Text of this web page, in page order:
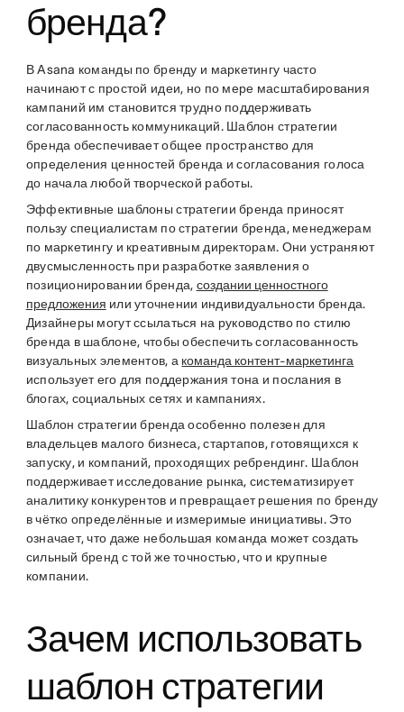
бренда?
В Asana команды по бренду и маркетингу часто
начинают с простой идеи, но по мере масштабирования
кампаний им становится трудно поддерживать
согласованность коммуникаций. Шаблон стратегии
бренда обеспечивает общее пространство для
определения ценностей бренда и согласования голоса
до начала любой творческой работы.
Эффективные шаблоны стратегии бренда приносят
пользу специалистам по стратегии бренда, менеджерам
по маркетингу и креативным директорам. Они устраняют
двусмысленность при разработке заявления о
позиционировании бренда, создании ценностного
предложения или уточнении индивидуальности бренда.
Дизайнеры могут ссылаться на руководство по стилю
бренда в шаблоне, чтобы обеспечить согласованность
визуальных элементов, а команда контент-маркетинга
использует его для поддержания тона и послания в
блогах, социальных сетях и кампаниях.
Шаблон стратегии бренда особенно полезен для
владельцев малого бизнеса, стартапов, готовящихся к
запуску, и компаний, проходящих ребрендинг. Шаблон
поддерживает исследование рынка, систематизирует
аналитику конкурентов и превращает решения по бренду
в чётко определённые и измеримые инициативы. Это
означает, что даже небольшая команда может создать
сильный бренд с той же точностью, что и крупные
компании.
Зачем использовать
шаблон стратегии